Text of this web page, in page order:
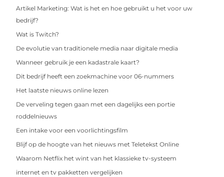
Artikel Marketing: Wat is het en hoe gebruikt u het voor uw
bedrijf?
Wat is Twitch?
De evolutie van traditionele media naar digitale media
Wanneer gebruik je een kadastrale kaart?
Dit bedrijf heeft een zoekmachine voor 06-nummers
Het laatste nieuws online lezen
De verveling tegen gaan met een dagelijks een portie
roddelnieuws
Een intake voor een voorlichtingsfilm
Blijf op de hoogte van het nieuws met Teletekst Online
Waarom Netflix het wint van het klassieke tv-systeem
internet en tv pakketten vergelijken